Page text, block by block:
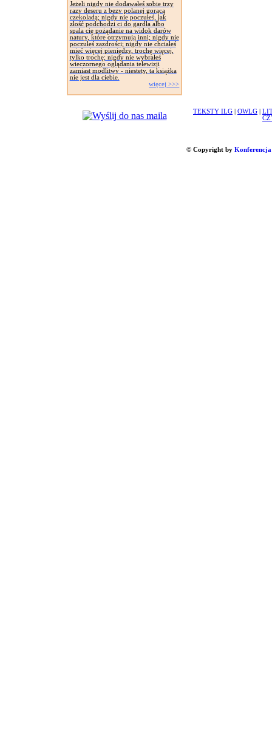
Jeżeli nigdy nie dodawałeś sobie trzy
razy deseru z bezy polanej gorącą
czekoladą; nigdy nie poczułeś, jak
złość podchodzi ci do gardła albo
spala cię pożądanie na widok darów
natury, które otrzymują inni; nigdy nie
poczułeś zazdrości; nigdy nie chciałeś
mieć więcej pieniędzy, trochę więcej,
tylko trochę; nigdy nie wybrałeś
wieczornego oglądania telewizji
zamiast modlitwy - niestety, ta książka
nie jest dla ciebie.
więcej >>>
TEKSTY ILG OWLG
© Copyright by Konferencja